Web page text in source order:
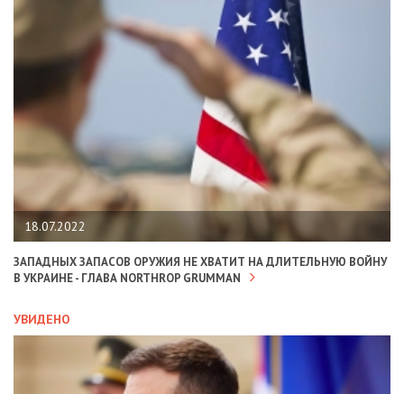
18.07.2022
ЗАПАДНЫХ ЗАПАСОВ ОРУЖИЯ НЕ ХВАТИТ НА ДЛИТЕЛЬНУЮ ВОЙНУ
В УКРАИНЕ - ГЛАВА NORTHROP GRUMMAN
УВИДЕНО